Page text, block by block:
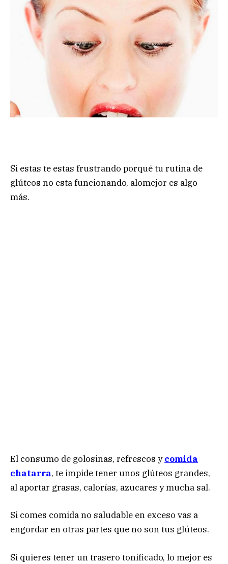
Si estas te estas frustrando porqué tu rutina de
glúteos no esta funcionando, alomejor es algo
más.
El consumo de golosinas, refrescos ycomida
chatarra, te impide tener unos glúteos grandes,
al aportar grasas, calorías, azucares y mucha sal.
Si comes comida no saludable en exceso vas a
engordar en otras partes que no son tus glúteos.
Si quieres tener un trasero tonificado, lo mejor es